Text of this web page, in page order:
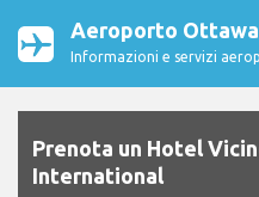
Aeroporto
Informazioni e servizi
Prenota un Hotel
International